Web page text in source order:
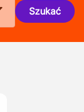
Szukać